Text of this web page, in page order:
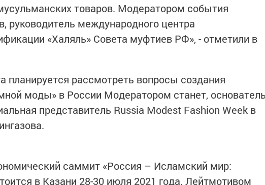
товаров. Модератором события
руководитель международного центра
«Халяль» Совета муфтиев РФ», - отметили в
рассмотреть вопросы создания
моды» в России Модератором станет,
представитель Russia Modest Fashion Week в
саммит «Россия – Исламский мир:
в Казани 28-30 июля 2021 года. Лейтмотивом